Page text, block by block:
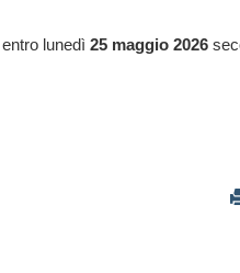
lunedì 25 maggio 2026